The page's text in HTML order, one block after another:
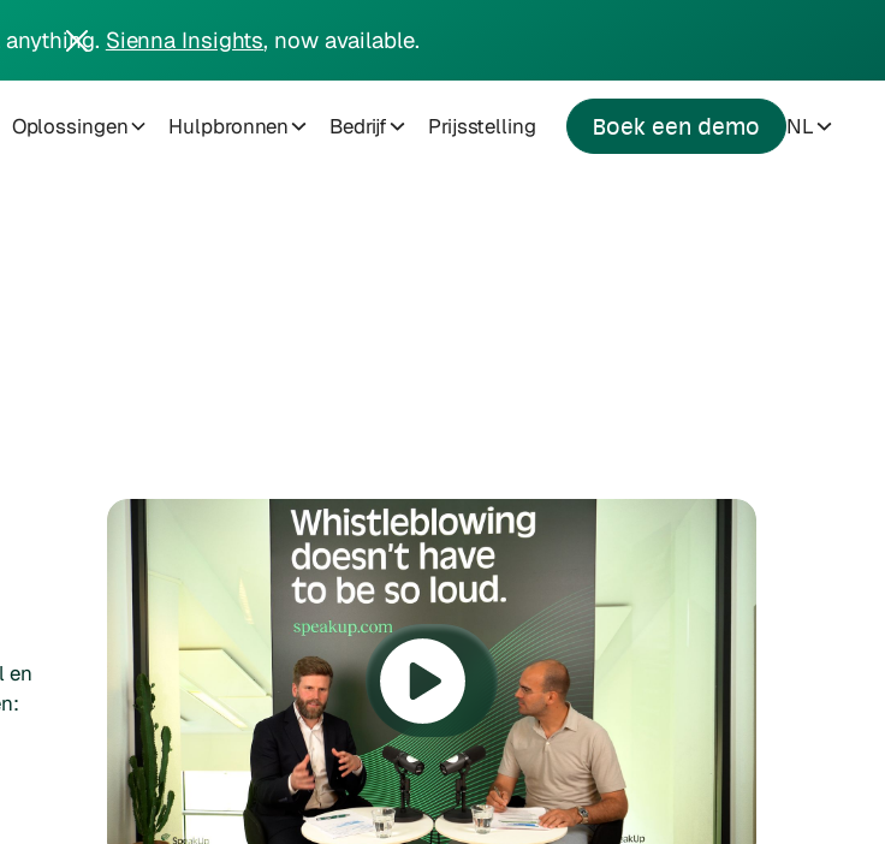
Sienna Insights, now available.
Oplossingen Hulpbronnen Bedrijf Prijsstelling Boek een demo NL
en